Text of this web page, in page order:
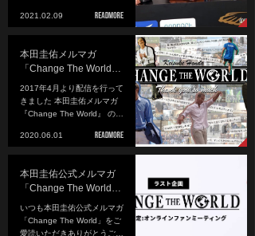
2021.02.09
本田圭佑メルマガ
「Change The World…
2017年4月より配信を行って
きました 本田圭佑メルマガ
『Change The World』 の…
2020.06.01
本田圭佑公式メルマガ
「Change The World…
いつも本田圭佑公式メルマガ
「Change The World」をご
愛読いただきありがとうご…